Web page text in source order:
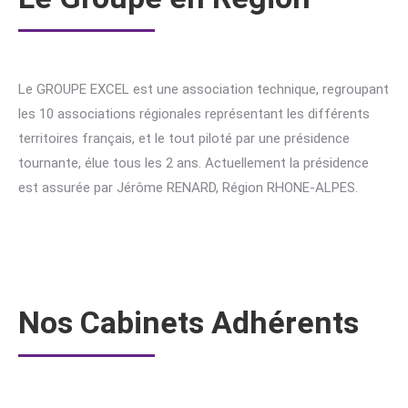
Le GROUPE EXCEL est une association technique, regroupant
les 10 associations régionales représentant les différents
territoires français, et le tout piloté par une présidence
tournante, élue tous les 2 ans. Actuellement la présidence
est assurée par Jérôme RENARD, Région RHONE-ALPES.
Nos Cabinets Adhérents